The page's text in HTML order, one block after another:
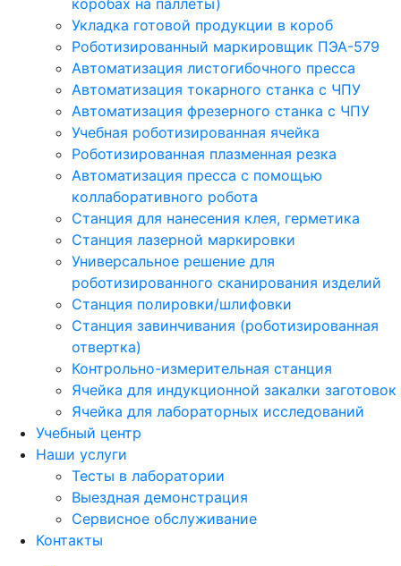
коробах на паллеты)
Укладка готовой продукции в короб
Роботизированный маркировщик ПЭА-579
Автоматизация листогибочного пресса
Автоматизация токарного станка с ЧПУ
Автоматизация фрезерного станка с ЧПУ
Учебная роботизированная ячейка
Роботизированная плазменная резка
Автоматизация пресса с помощью
коллаборативного робота
Станция для нанесения клея, герметика
Станция лазерной маркировки
Универсальное решение для
роботизированного сканирования изделий
Станция полировки/шлифовки
Станция завинчивания (роботизированная
отвертка)
Контрольно-измерительная станция
Ячейка для индукционной закалки заготовок
Ячейка для лабораторных исследований
Учебный центр
Наши услуги
Тесты в лаборатории
Выездная демонстрация
Сервисное обслуживание
Контакты